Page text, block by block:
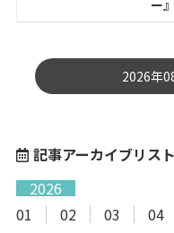
ー
2026年
記事アーカイブリスト
2026
01
02 03 04